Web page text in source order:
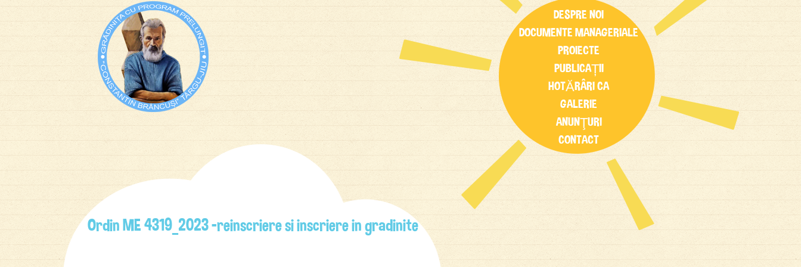
DESPRE NOI
DOCUMENTE MANAGERIALE
PROIECTE
PUBLICAȚII
HOTĂRÂRI CA
GALERIE
ANUNŢURI
CONTACT
Ordin ME 4319_2023 -reinscriere si inscriere in gradinite